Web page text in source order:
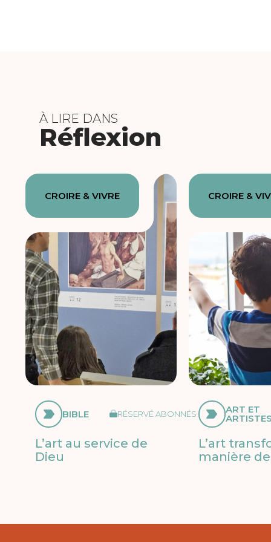
À LIRE DANS
Réflexion
CROIRE & VIVRE
BIBLE RÉSERVÉ ABONNÉS
L’art au service de
Dieu
CROIRE &
ART ET
L’art
manière